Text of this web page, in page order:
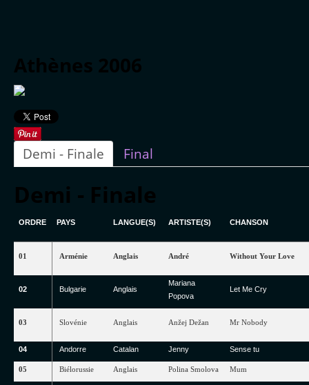
Athènes 2006
Demi - Finale Final
Demi - Finale
ORDRE PAYS LANGUE(S) ARTISTE(S) CHANSON
01 Arménie Anglais André Without Your Love
02 Bulgarie Anglais
Mariana
Popova
Let Me Cry
03 Slovénie Anglais Anžej Dežan Mr Nobody
04 Andorre Catalan Jenny Sense tu
05 Biélorussie Anglais Polina Smolova Mum